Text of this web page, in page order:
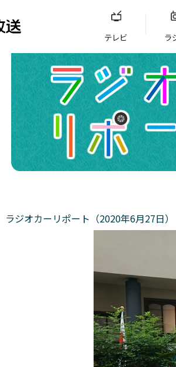
テレビ ラ
ラジオカーリポート（2020年6月27日）